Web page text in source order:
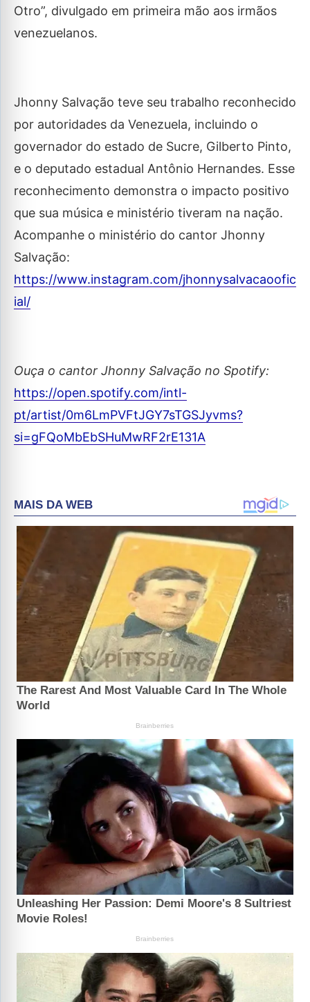
Otro”, divulgado em primeira mão aos irmãos
venezuelanos.
Jhonny Salvação teve seu trabalho reconhecido
por autoridades da Venezuela, incluindo o
governador do estado de Sucre, Gilberto Pinto,
e o deputado estadual Antônio Hernandes. Esse
reconhecimento demonstra o impacto positivo
que sua música e ministério tiveram na nação.
Acompanhe o ministério do cantor Jhonny
Salvação:
https://www.instagram.com/jhonnysalvacaoofic
ial/
Ouça o cantor Jhonny Salvação no Spotify:
https://open.spotify.com/intl-
pt/artist/0m6LmPVFtJGY7sTGSJyvms?
si=gFQoMbEbSHuMwRF2rE131A